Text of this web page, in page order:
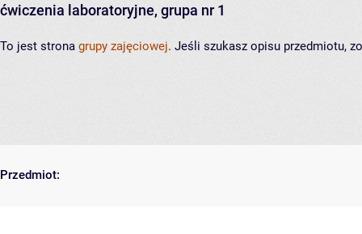
ćwiczenia laboratoryjne, grupa nr 1
To jest strona grupy zajęciowej. Jeśli szukasz opisu przedmiotu,
Przedmiot: